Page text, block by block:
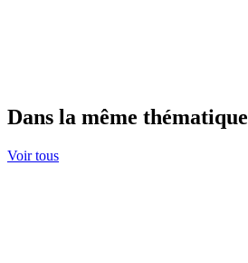
Dans la même thématique
Voir tous